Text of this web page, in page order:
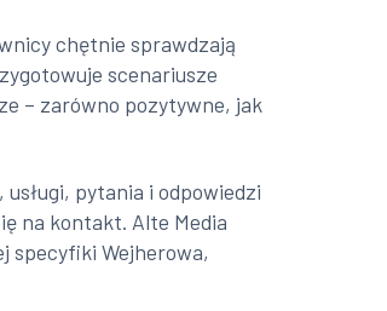
chętnie sprawdzają
scenariusze
– zarówno pozytywne, jak
pytania i odpowiedzi
na kontakt. Alte Media
specyfiki Wejherowa,